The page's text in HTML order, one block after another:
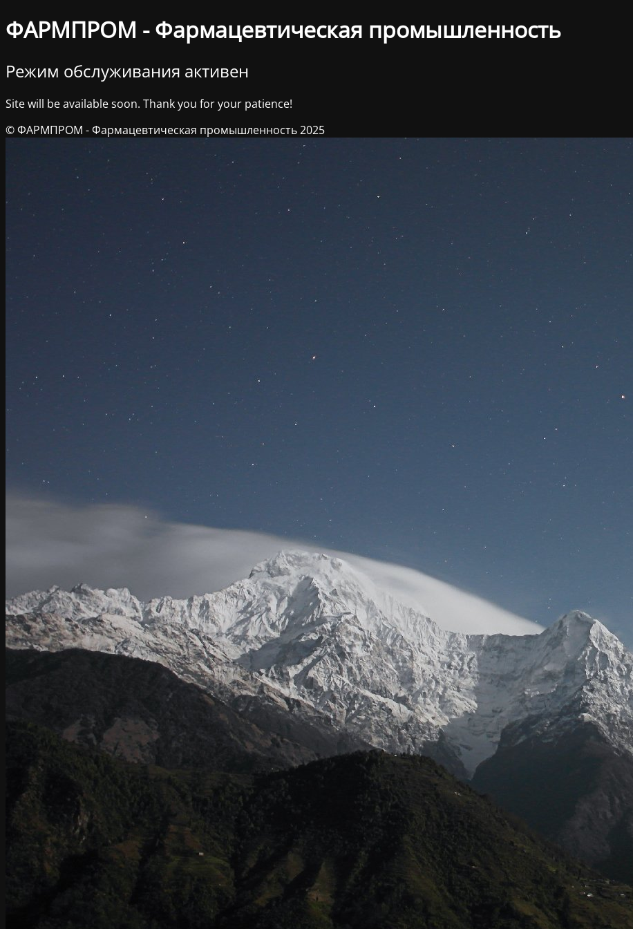
ФАРМПРОМ - Фармацевтическая промышленность
Режим обслуживания активен
Site will be available soon. Thank you for your patience!
© ФАРМПРОМ - Фармацевтическая промышленность 2025